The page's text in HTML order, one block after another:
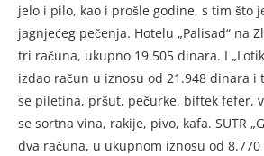
jelo i pilo, kao i prošle godine, s tim što
jagnjećeg pečenja. Hotelu „Palisad“ na
tri računa, ukupno 19.505 dinara. I
izdao račun u iznosu od 21.948 dinara i
se piletina, pršut, pečurke, biftek fefer,
se sortna vina, rakije, pivo, kafa. SUTR
dva računa, u ukupnom iznosu od